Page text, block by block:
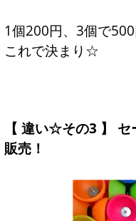
1個200円、3個で
これで決まり☆
【 違い☆その3 】
販売！